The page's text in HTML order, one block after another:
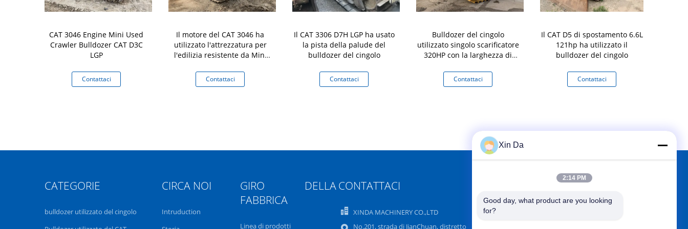
CAT 3046 Engine Mini Used
Crawler Bulldozer CAT D3C
LGP
Contattaci
Il motore del CAT 3046 ha
utilizzato l'attrezzatura per
l'edilizia resistente da Mini
Contattaci
Il CAT 3306 D7H LGP ha usato
la pista della palude del
bulldozer del cingolo
Contattaci
Bulldozer del cingolo
utilizzato singolo scarificatore
320HP con la larghezza di
Contattaci
Il CAT D5 di spostamento 6.6L
121hp ha utilizzato il
bulldozer del cingolo
Contattaci
CATEGORIE
bulldozer utilizzato del cingolo
CIRCA NOI
Intruduction
GIRO DELLA
FABBRICA
Linea di prodotti
CONTATTACI
XINDA MACHINERY CO.,LTD
No.201, strada di JianChuan, distretto
Xin Da
2:14 PM
Good day, what product are you looking
for?